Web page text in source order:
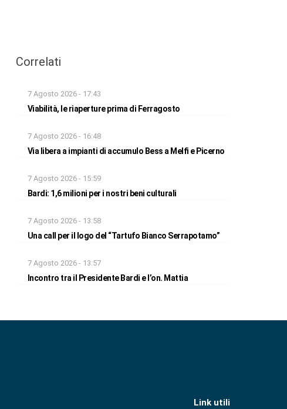
Correlati
7 Agosto 2026 - 17:43
Viabilità, le riaperture prima di Ferragosto
7 Agosto 2026 - 16:48
Via libera a impianti di accumulo Bess a Melfi e Picerno
7 Agosto 2026 - 15:59
Bardi: 1,6 milioni per i nostri beni culturali
7 Agosto 2026 - 13:58
Una call per il logo del “Tartufo Bianco Serrapotamo”
7 Agosto 2026 - 13:57
Incontro tra il Presidente Bardi e l’on. Mattia
Link utili